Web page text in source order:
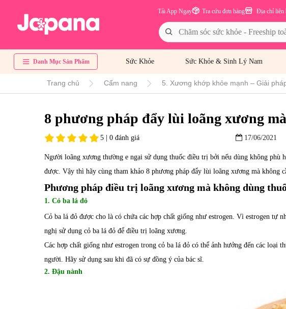
Địa chỉ liên
Tra cứu đơn hàng
Tải App Ngay
Danh Mục Sản Phẩm Sức Khỏe Sức Khỏe & Sinh Lý Nam
Trang chủ Cẩm nang 5. Xương khớp khỏe mạnh – Giải
8 phương pháp đẩy lùi loãng xương
5 | 0 đánh giá 17/06/2021
Người loãng xương thường e ngại sử dụng thuốc điều trị bởi nếu dùng không phù
được. Vậy thì hãy cùng tham khảo 8 phương pháp đẩy lùi loãng xương mà không
Phương pháp điều trị loãng xương mà không dùng
1. Cỏ ba lá đỏ
Cỏ ba lá đỏ được cho là có chứa các hợp chất giống như estrogen. Vì estrogen tự
nghị sử dụng cỏ ba lá đỏ để điều trị loãng xương.
Các hợp chất giống như estrogen trong cỏ ba lá đỏ có thể ảnh hưởng đến các loại
người. Hãy sử dụng sau khi đã có sự đồng ý của bác sĩ.
2. Đậu nành